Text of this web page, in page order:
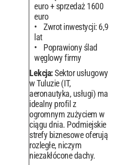
euro + sprzedaż 1600
euro
Zwrot inwestycji: 6,9
lat
Poprawiony ślad
węglowy firmy
Lekcja:Sektor usługowy
w Tuluzie (IT,
aeronautyka, usługi) ma
idealny profil z
ogromnym zużyciem w
ciągu dnia. Podmiejskie
strefy biznesowe oferują
rozległe, niczym
niezakłócone dachy.